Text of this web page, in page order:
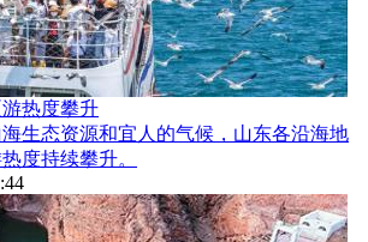
热度攀升
生态资源和宜人的气候，山东各沿海地
度持续攀升。